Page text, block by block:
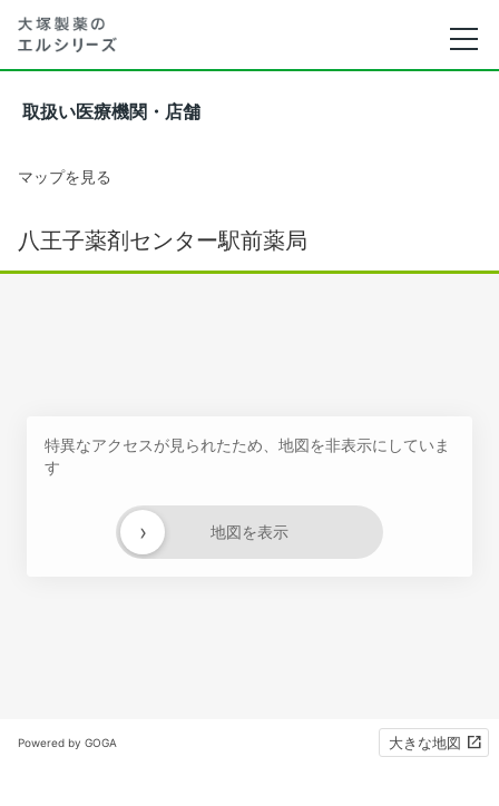
取扱い医療機関・店舗
マップを見る
八王子薬剤センター駅前薬局
特異なアクセスが見られたため、地図を非表示にしていま
す
地図を表示
›
Powered by GOGA 大きな地図